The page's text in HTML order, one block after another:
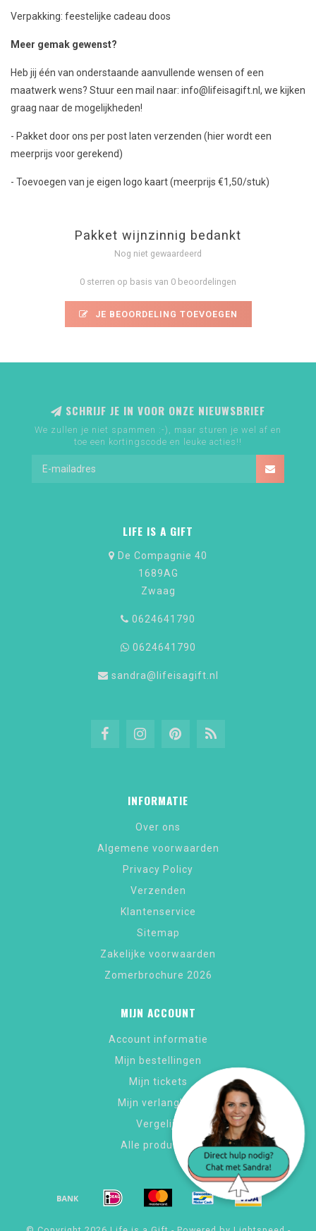
Verpakking: feestelijke cadeau doos
Meer gemak gewenst?
Heb jij één van onderstaande aanvullende wensen of een
maatwerk wens? Stuur een mail naar: info@lifeisagift.nl , we kijken
graag naar de mogelijkheden!
- Pakket door ons per post laten verzenden (hier wordt een
meerprijs voor gerekend)
- Toevoegen van je eigen logo kaart (meerprijs €1,50/stuk)
Pakket wijnzinnig bedankt
Nog niet gewaardeerd
0 sterren op basis van 0 beoordelingen
JE BEOORDELING TOEVOEGEN
SCHRIJF JE IN VOOR ONZE NIEUWSBRIEF
We zullen je niet spammen :-), maar sturen je wel af en
toe een kortingscode en leuke acties!!
LIFE IS A GIFT
De Compagnie 40
1689AG
Zwaag
0624641790
0624641790
sandra@lifeisagift.nl
INFORMATIE
Over ons
Algemene voorwaarden
Privacy Policy
Verzenden
Klantenservice
Sitemap
Zakelijke voorwaarden
Zomerbrochure 2026
MIJN ACCOUNT
Account informatie
Mijn bestellingen
Mijn tickets
Mijn verlanglijst
Vergelijk
Alle producten